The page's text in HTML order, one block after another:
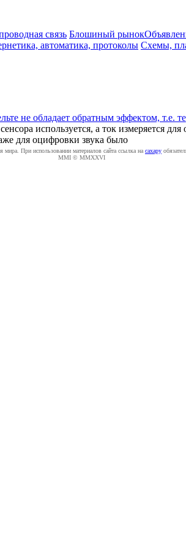
связь Блошиный рынок
автоматика, протоколы Схемы,
не обладает обратным эффектом, т.е.
используется, а ток измеряется для
для оцифровки звука было
мира. При использовании материалов сайта ссылка на caxapу
MMI © MMXXVI